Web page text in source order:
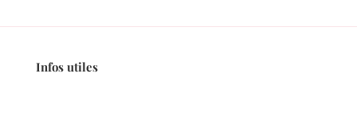
Infos utiles